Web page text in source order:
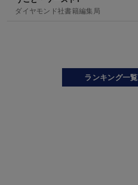
ダイヤモンド社書籍編集局
ランキング一覧